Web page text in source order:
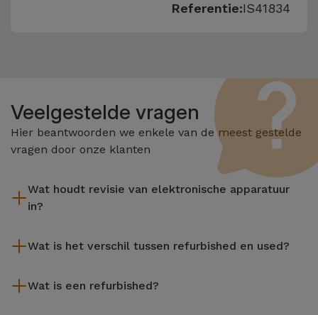
Referentie:IS41834
Veelgestelde vragen
Hier beantwoorden we enkele van de meest gestelde
vragen door onze klanten
Wat houdt revisie van elektronische apparatuur
in?
reiniging, en niet te vergeten het repareren van elk defect
apparatuur die door Services wordt gereviseerd,
Wat is het verschil tussen refurbished en used?
getest en voorbereid door gespecialiseerde technici om hun
Wat is een refurbished?